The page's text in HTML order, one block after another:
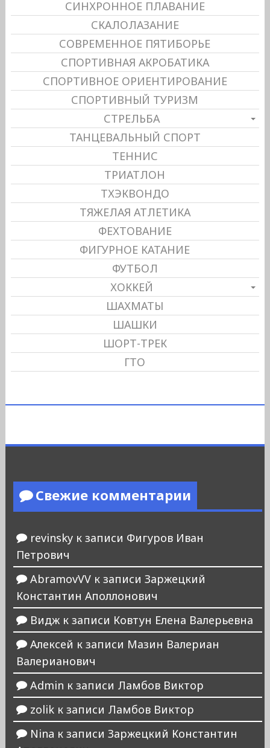
СИНХРОННОЕ ПЛАВАНИЕ
СКАЛОЛАЗАНИЕ
СОВРЕМЕННОЕ ПЯТИБОРЬЕ
СПОРТИВНАЯ АКРОБАТИКА
СПОРТИВНОЕ ОРИЕНТИРОВАНИЕ
СПОРТИВНЫЙ ТУРИЗМ
СТРЕЛЬБА
ТАНЦЕВАЛЬНЫЙ СПОРТ
ТЕННИС
ТРИАТЛОН
ТХЭКВОНДО
ТЯЖЕЛАЯ АТЛЕТИКА
ФЕХТОВАНИЕ
ФИГУРНОЕ КАТАНИЕ
ФУТБОЛ
ХОККЕЙ
ШАХМАТЫ
ШАШКИ
ШОРТ-ТРЕК
ГТО
Свежие комментарии
revinskyк записи Фигуров Иван
Петрович
AbramovVVк записи Заржецкий
Константин Аполлонович
Виджк записи Ковтун Елена Валерьевна
Алексей к записи Мазин Валериан
Валерианович
Admin к записи Ламбов Виктор
zolikк записи Ламбов Виктор
Nina к записи Заржецкий Константин